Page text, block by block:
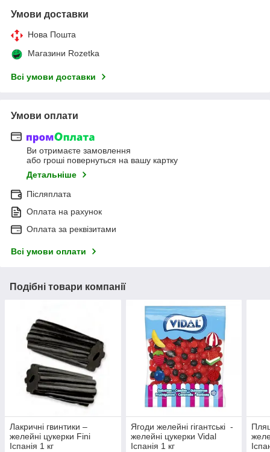
Умови доставки
Нова Пошта
Магазини Rozetka
Всі умови доставки
Умови оплати
Ви отримаєте замовлення
або гроші повернуться на вашу картку
Детальніше
Післяплата
Оплата на рахунок
Оплата за реквізитами
Всі умови оплати
Подібні товари компанії
Лакричні гвинтики –
желейні цукерки Fini
Іспанія 1 кг
Ягоди желейні гігантські -
желейні цукерки Vidal
Іспанія 1 кг